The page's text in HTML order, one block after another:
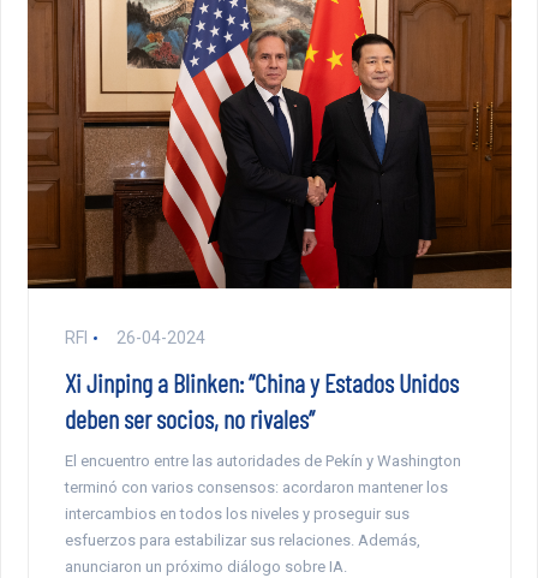
RFI 26-04-2024
Xi Jinping a Blinken: “China y Estados Unidos
deben ser socios, no rivales”
El encuentro entre las autoridades de Pekín y Washington
terminó con varios consensos: acordaron mantener los
intercambios en todos los niveles y proseguir sus
esfuerzos para estabilizar sus relaciones. Además,
anunciaron un próximo diálogo sobre IA.